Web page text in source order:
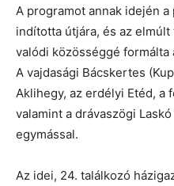
A programot annak idején
indította útjára, és az
valódi közösséggé
A vajdasági Bácskertes
Aklihegy, az erdélyi Etéd, a
valamint a drávaszögi
egymással.
Az idei, 24. találkozó